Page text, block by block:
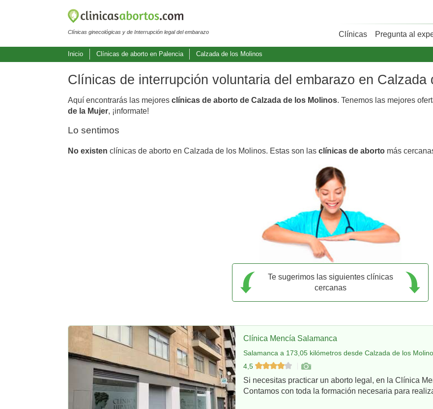
Clínicas ginecológicas y de Interrupción legal del embarazo Clínicas Pregunta al
Inicio Clínicas de aborto en Palencia Calzada de los Molinos
Clínicas de interrupción voluntaria del embarazo en Calzada
Aquí encontrarás las mejores clínicas de aborto de Calzada de los Molinos. Tenemos las mejores
de la Mujer, ¡informate!
Lo sentimos
No existen clínicas de aborto en Calzada de los Molinos. Estas son las clínicas de aborto más
Te sugerimos las siguientes clínicas
cercanas
Clínica Mencía Salamanca
Salamanca a 173,05 kilómetros desde Calzada de los
4,5
Si necesitas practicar un aborto legal, en la Clínica
Contamos con toda la formación necesaria para